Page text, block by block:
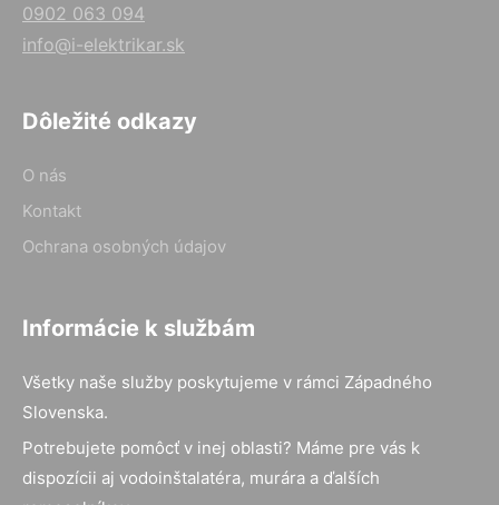
0902 063 094
info@i-elektrikar.sk
Dôležité odkazy
O nás
Kontakt
Ochrana osobných údajov
Informácie k službám
Všetky naše služby poskytujeme v rámci Západného
Slovenska.
Potrebujete pomôcť v inej oblasti? Máme pre vás k
dispozícii aj vodoinštalatéra, murára a ďalších